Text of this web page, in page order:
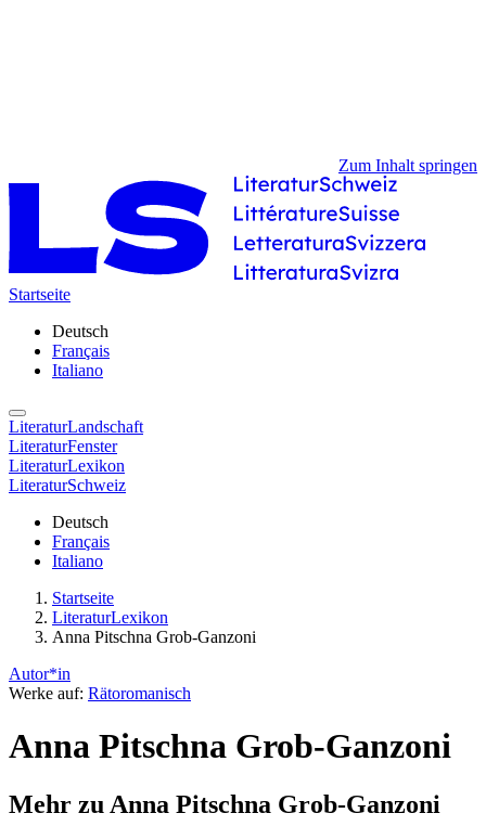
Zum Inhalt springen
Startseite
Deutsch
Français
Italiano
LiteraturLandschaft
LiteraturFenster
LiteraturLexikon
LiteraturSchweiz
Deutsch
Français
Italiano
Startseite
LiteraturLexikon
Anna Pitschna Grob-Ganzoni
Autor*in
Werke auf: Rätoromanisch
Anna Pitschna Grob-Ganzoni
Mehr zu Anna Pitschna Grob-Ganzoni